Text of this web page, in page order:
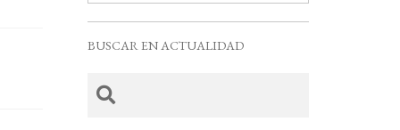
BUSCAR EN ACTUALIDAD